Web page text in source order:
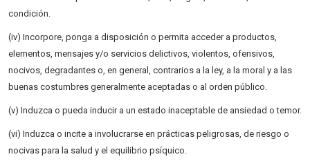
condición.
(iv) Incorpore, ponga a disposición o permita acceder a productos,
elementos, mensajes y/o servicios delictivos, violentos, ofensivos,
nocivos, degradantes o, en general, contrarios a la ley, a la moral y a las
buenas costumbres generalmente aceptadas o al orden público.
(v) Induzca o pueda inducir a un estado inaceptable de ansiedad o temor.
(vi) Induzca o incite a involucrarse en prácticas peligrosas, de riesgo o
nocivas para la salud y el equilibrio psíquico.